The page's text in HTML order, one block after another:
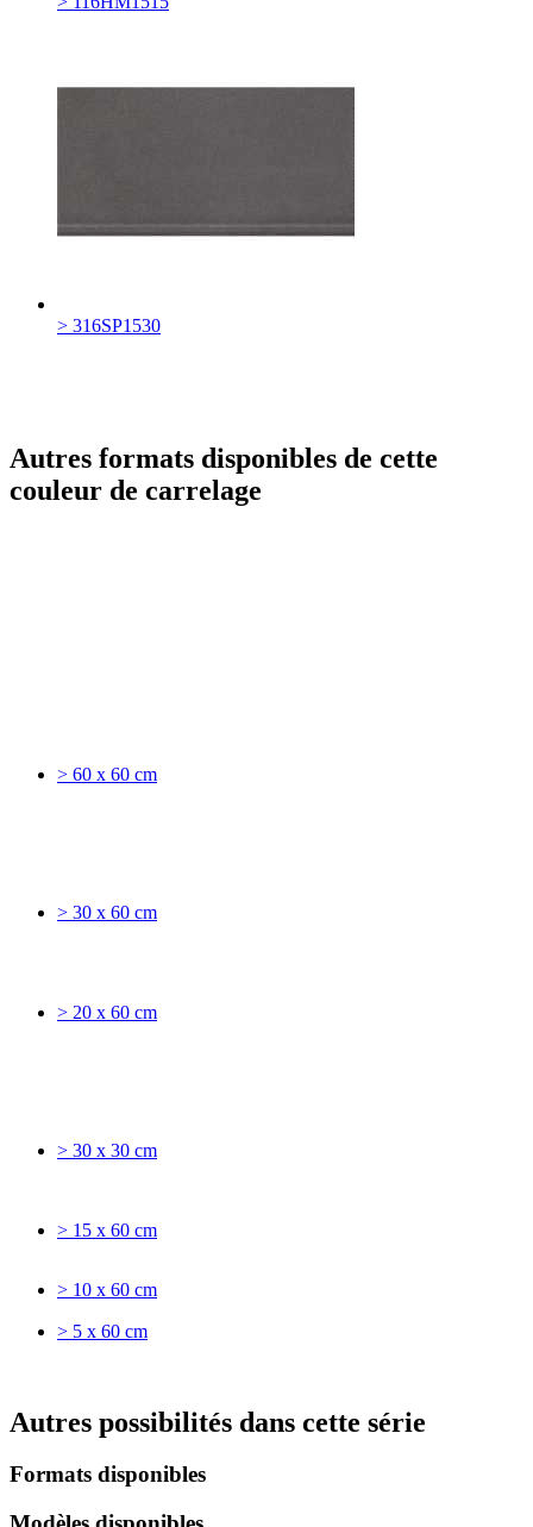
> 316SP1530
Autres formats disponibles de cette
couleur de carrelage
> 60 x 60 cm
> 30 x 60 cm
> 20 x 60 cm
> 30 x 30 cm
> 15 x 60 cm
> 10 x 60 cm
> 5 x 60 cm
Autres possibilités dans cette série
Formats disponibles